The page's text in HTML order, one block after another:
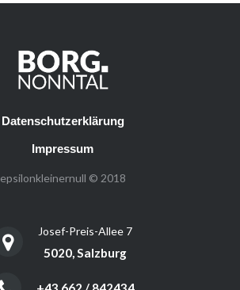
Datenschutzerklärung
Impressum
epsilonkleinernull © 2018
Josef-Preis-Allee 7
5020, Salzburg